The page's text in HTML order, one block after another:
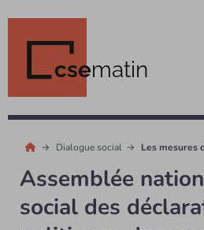
csematin
Dialogue social Les mesures
Assemblée
social des